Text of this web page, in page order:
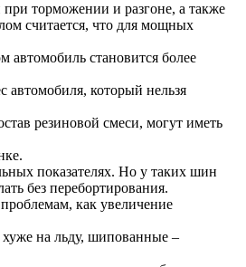
торможении и разгоне, а также
считается, что для мощных
становится более
автомобиля, который нельзя
резиновой смеси, могут иметь
показателях. Но у таких шин
без перебортирования.
как увеличение
на льду, шипованные –